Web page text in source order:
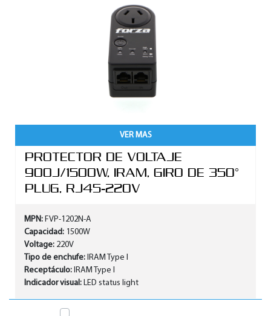
VER MAS
PROTECTOR DE VOLTAJE
900J/1500W, IRAM, GIRO DE 350°
PLUG, RJ45-220V
MPN: FVP-1202N-A
Capacidad: 1500W
Voltage: 220V
Tipo de enchufe: IRAM Type I
Receptáculo: IRAM Type I
Indicador visual: LED status light